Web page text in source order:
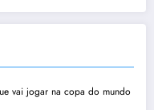
vai jogar na copa do mundo